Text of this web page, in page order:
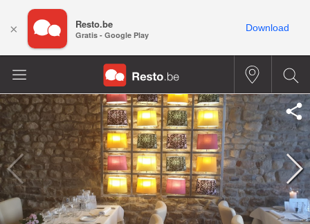
× Resto.be
Gratis - Google Play
Download